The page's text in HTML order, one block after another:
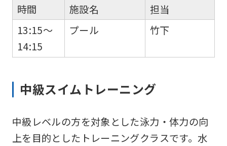
時間
13:15～
14:15
施設名
プール
担当
竹下
中級スイムトレーニング
中級レベルの方を対象とした泳力・体力の向
上を目的としたトレーニングクラスです。水